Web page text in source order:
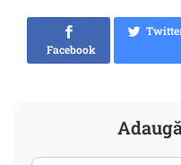
Facebook